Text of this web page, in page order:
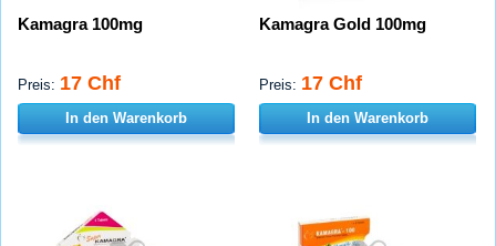
Kamagra 100mg
Preis: 17 Chf
In den Warenkorb
Kamagra Gold 100mg
Preis: 17 Chf
In den Warenkorb